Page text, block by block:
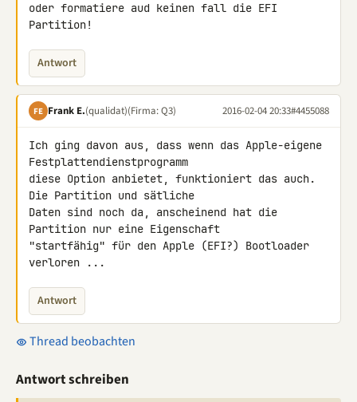
oder formatiere aud keinen fall die EFI
Partition!
Antwort
FE Frank E.(qualidat)(Firma: Q3) 2016-02-04 20:33#4455088
Ich ging davon aus, dass wenn das Apple-eigene
Festplattendienstprogramm
diese Option anbietet, funktioniert das auch.
Die Partition und sätliche
Daten sind noch da, anscheinend hat die
Partition nur eine Eigenschaft
"startfähig" für den Apple (EFI?) Bootloader
verloren ...
Antwort
Thread beobachten
Antwort schreiben